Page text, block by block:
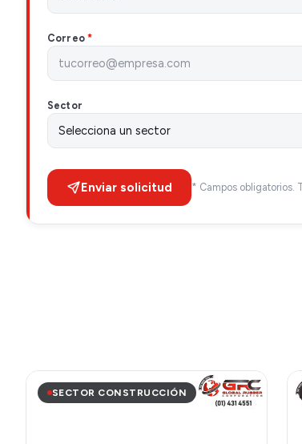
Correo *
Sector
Enviar solicitud * Campos obligatorios.
SECTOR CONSTRUCCIÓN